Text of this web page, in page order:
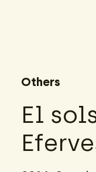
Others
El